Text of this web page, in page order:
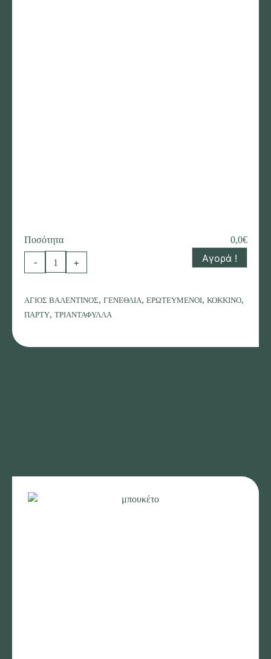
Ποσότητα
-
Μπουκέτο
με
τριαντάφυλλα
-
τεμαχίων
+
0,0€
Αγορά !
ΑΓΙΟΣ ΒΑΛΕΝΤΙΝΟΣ, ΓΕΝΕΘΛΙΑ, ΕΡΩΤΕΥΜΕΝΟΙ, ΚΟΚΚΙΝΟ,
ΠΑΡΤΥ, ΤΡΙΑΝΤΑΦΥΛΛΑ